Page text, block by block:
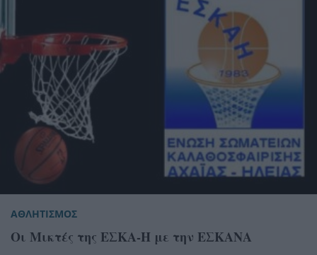
ΑΘΛΗΤΙΣΜΟΣ
Οι Μικτές της ΕΣΚΑ-Η με την ΕΣΚΑΝΑ